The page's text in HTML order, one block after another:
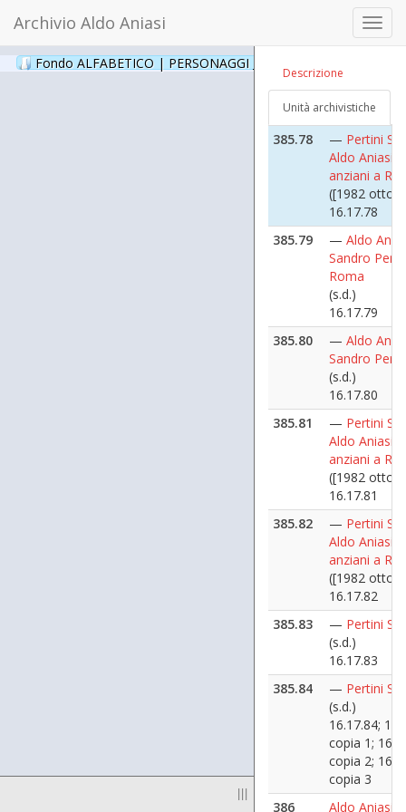
Archivio Aldo Aniasi
Fondo ALFABETICO | PERSONAGGI _ Archivio Fotografico
|||
Descrizione
Unità archivistiche
Pertini
Piera
Roma
([1982
16.17.77
385.78
— Pertini
Aldo Aniasi
anziani a
([1982
16.17.78
385.79
— Aldo
Sandro
Roma
(s.d.)
16.17.79
385.80
— Aldo
Sandro
(s.d.)
16.17.80
385.81
— Pertini
Aldo Aniasi
anziani a
([1982
16.17.81
385.82
— Pertini
Aldo Aniasi
anziani a
([1982
16.17.82
385.83
— Pertini
(s.d.)
16.17.83
385.84
— Pertini
(s.d.)
16.17.84;
copia 1;
copia 2;
copia 3
386
Aldo Aniasi